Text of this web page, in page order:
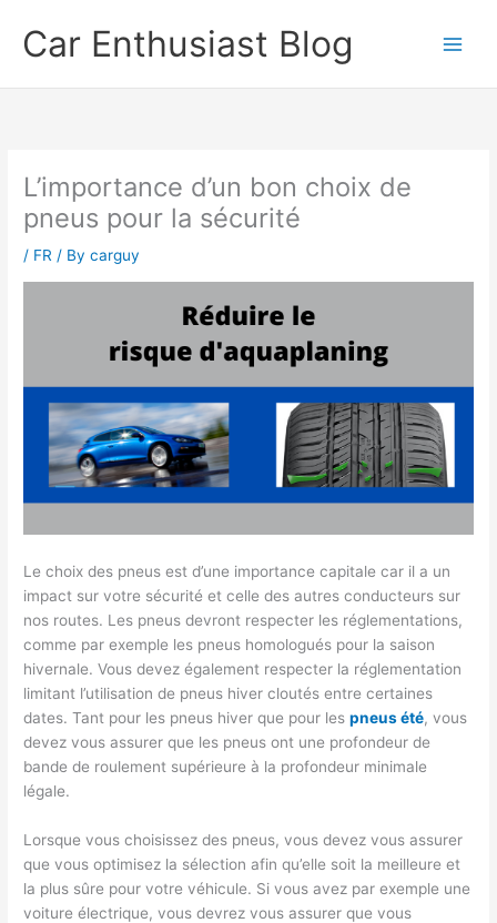
contentCar Enthusiast Blog
L’importance d’un bon choix de
pneus pour la sécurité
/ FR / Bycarguy
Le choix des pneus est d’une importance capitale car il a un
impact sur votre sécurité et celle des autres conducteurs sur
nos routes. Les pneus devront respecter les réglementations,
comme par exemple les pneus homologués pour la saison
hivernale. Vous devez également respecter la réglementation
limitant l’utilisation de pneus hiver cloutés entre certaines
dates. Tant pour les pneus hiver que pour lespneus été, vous
devez vous assurer que les pneus ont une profondeur de
bande de roulement supérieure à la profondeur minimale
légale.
Lorsque vous choisissez des pneus, vous devez vous assurer
que vous optimisez la sélection afin qu’elle soit la meilleure et
la plus sûre pour votre véhicule. Si vous avez par exemple une
voiture électrique, vous devrez vous assurer que vous